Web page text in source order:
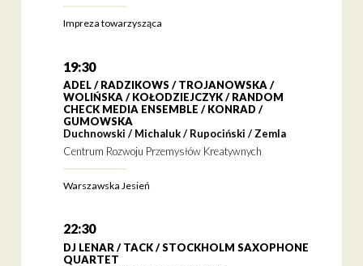
Impreza towarzysząca
19:30
ADEL / RADZIKOWS / TROJANOWSKA /
WOLIŃSKA / KOŁODZIEJCZYK / RANDOM
CHECK MEDIA ENSEMBLE / KONRAD /
GUMOWSKA
Duchnowski / Michaluk / Rupociński / Zemla
Centrum Rozwoju Przemysłów Kreatywnych
Warszawska Jesień
22:30
DJ LENAR / TACK / STOCKHOLM SAXOPHONE
QUARTET